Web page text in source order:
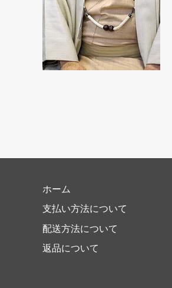
ホーム
支払い方法について
配送方法について
返品について